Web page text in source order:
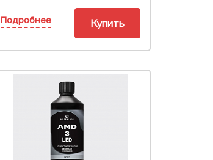
Подробнее Купить